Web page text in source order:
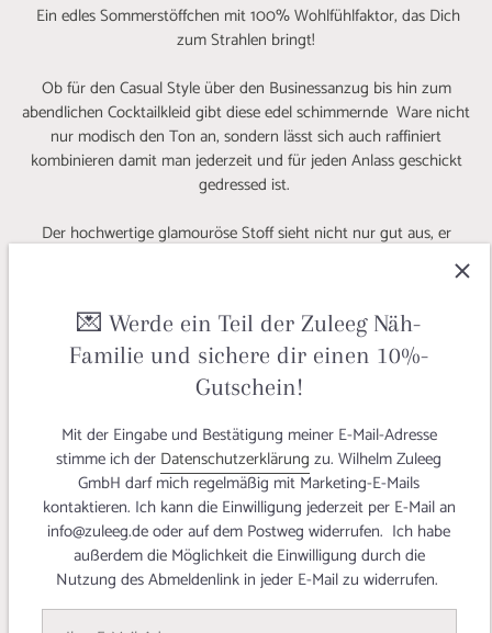
Ein edles Sommerstöffchen mit 100% Wohlfühlfaktor, das Dich
zum Strahlen bringt!
Ob für den Casual Style über den Businessanzug bis hin zum
abendlichen Cocktailkleid gibt diese edel schimmernde Ware nicht
nur modisch den Ton an, sondern lässt sich auch raffiniert
kombinieren damit man jederzeit und für jeden Anlass geschickt
gedressed ist.
Der hochwertige glamouröse Stoff sieht nicht nur gut aus, er
bringt auch jede Menge positive Eigenschaften mit sich: kühlend
und hautschmeichelnd mit einem edlen Lüster versehen, verleiht
dieser leichte Tenceltraum ein sehr angenehmes Tragegefühl.
DENIM BLUEist ein kühler sportlicher Marineton.
Steffi hat sich aus unserem sommerlichen und edel
schimmernden Cool Tencel inSangriaden Maxi Skirt von
@rolypolygesa geschneidert! Am Saum hat sie den Tencel in
Denim Blue als breiten Streifen angesetzt und kombiniert
somit beide Farben im angesagten Color-Blocking!
Entaduiehat sich das extravagante Kleid 'Cloud' von
Fibremood ohne Ärmel genäht!
hat sich aus dem zeitlosen Blauton das lässige Kleid "
💌 Werde ein Teil der Zuleeg Näh-
Familie und sichere dir einen 10%-
Gutschein!
Mit der Eingabe und Bestätigung meiner E-Mail-Adresse
stimme ich der Datenschutzerklärung zu. Wilhelm Zuleeg
GmbH darf mich regelmäßig mit Marketing-E-Mails
kontaktieren. Ich kann die Einwilligung jederzeit per E-Mail an
info@zuleeg.de oder auf dem Postweg widerrufen. Ich habe
außerdem die Möglichkeit die Einwilligung durch die
Nutzung des Abmeldenlink in jeder E-Mail zu widerrufen.